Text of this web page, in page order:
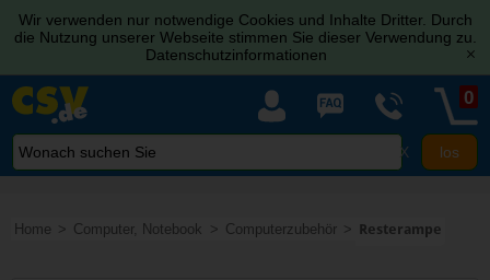
Wir verwenden nur notwendige Cookies und Inhalte Dritter. Durch
die Nutzung unserer Webseite stimmen Sie dieser Verwendung zu.
Datenschutzinformationen
[x]
X
0
Home Computer, Notebook Computerzubehör Resterampe